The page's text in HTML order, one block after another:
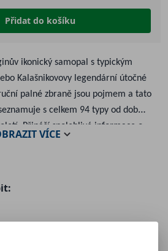
Přidat do košíku
ikonický samopal s typickým
Kalašnikovovy legendární útočné
palné zbraně jsou pojmem a tato
s celkem 94 typy od dob
Přináší spolehlivé informace o
příběh ruské a sovětské
VÍCE